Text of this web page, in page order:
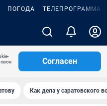
ПОГОДА ТЕЛЕПРОГРАММА
Согласен
Как дела у саратовского